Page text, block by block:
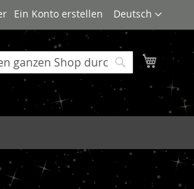
Sprache
Deutsch
Ein Konto erstellen
Mein
Suche